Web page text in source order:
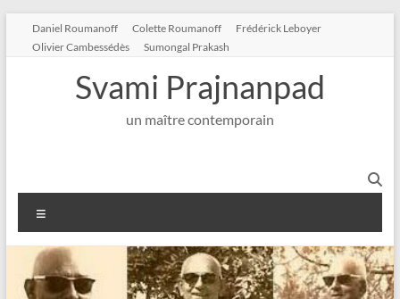
Aller
contenu
Daniel Roumanoff Colette Roumanoff
Frédérick Leboyer
Olivier Cambessédès
Sumongal Prakash
Svami Prajnanpad
un maître contemporain